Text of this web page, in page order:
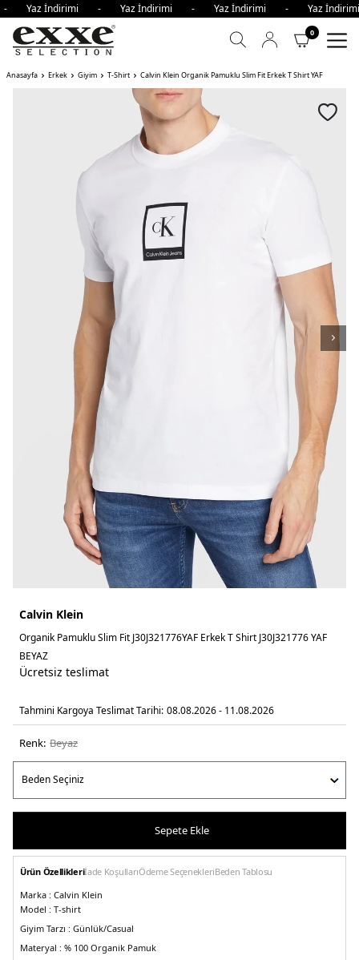
Yaz İndirimi - Yaz İndirimi - Yaz İndirimi - Yaz
0
Anasayfa Erkek Giyim T-Shirt Calvin Klein Organik Pamuklu Slim Fit Erkek T Shirt YAF
Calvin Klein
Organik Pamuklu Slim Fit J30J321776YAF Erkek T Shirt J30J321776 YAF
BEYAZ
Ücretsiz teslimat
Tahmini Kargoya Teslimat Tarihi: 08.08.2026 - 11.08.2026
Renk: beyaz
Sepete Ekle
Ürün Özellikleriİade KoşullarıÖdeme SeçenekleriBeden Tablosu
Marka : Calvin Klein
Model : T-shirt
Giyim Tarzı : Günlük/Casual
Materyal : % 100 Organik Pamuk